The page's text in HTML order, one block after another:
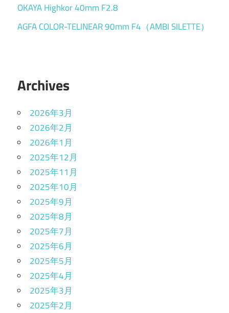
OKAYA Highkor 40mm F2.8
AGFA COLOR-TELINEAR 90mm F4（AMBI SILETTE）
Archives
2026年3月
2026年2月
2026年1月
2025年12月
2025年11月
2025年10月
2025年9月
2025年8月
2025年7月
2025年6月
2025年5月
2025年4月
2025年3月
2025年2月